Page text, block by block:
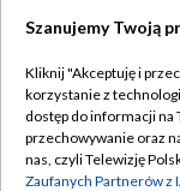
Abonament TVP
Emisja w TVP
Szanujemy Twoją
Kliknij "Akceptuję i
korzystanie z
dostęp do informacji
przechowywanie oraz
nas, czyli Telewizję
Zaufanych Partnerów z